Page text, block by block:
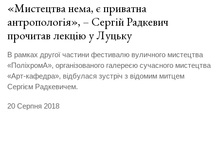
«Мистецтва нема, є приватна
антропологія», – Сергій Радкевич
прочитав лекцію у Луцьку
В рамках другої частини фестивалю вуличного мистецтва
«ПоліхромА», організованого галереєю сучасного мистецтва
«Арт-кафедра», відбулася зустріч з відомим митцем
Сергієм Радкевичем.
20 Серпня 2018